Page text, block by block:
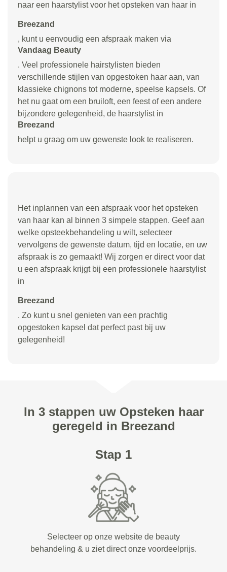
naar een haarstylist voor het opsteken van haar in
Breezand
, kunt u eenvoudig een afspraak maken via
Vandaag Beauty
. Veel professionele hairstylisten bieden
verschillende stijlen van opgestoken haar aan, van
klassieke chignons tot moderne, speelse kapsels. Of
het nu gaat om een bruiloft, een feest of een andere
bijzondere gelegenheid, de haarstylist in
Breezand
helpt u graag om uw gewenste look te realiseren.
Het inplannen van een afspraak voor het opsteken
van haar kan al binnen 3 simpele stappen. Geef aan
welke opsteekbehandeling u wilt, selecteer
vervolgens de gewenste datum, tijd en locatie, en uw
afspraak is zo gemaakt! Wij zorgen er direct voor dat
u een afspraak krijgt bij een professionele haarstylist
in
Breezand
. Zo kunt u snel genieten van een prachtig
opgestoken kapsel dat perfect past bij uw
gelegenheid!
In 3 stappen uw Opsteken haar
geregeld in Breezand
Stap 1
Selecteer op onze website de beauty
behandeling & u ziet direct onze voordeelprijs.